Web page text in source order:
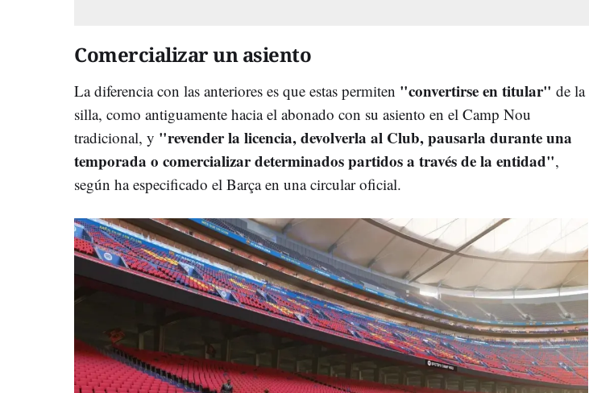
Comercializar un asiento
La diferencia con las anteriores es que estas permiten "convertirse en titular" de la
silla, como antiguamente hacia el abonado con su asiento en el Camp Nou
tradicional, y "revender la licencia, devolverla al Club, pausarla durante una
temporada o comercializar determinados partidos a través de la entidad",
según ha especificado el Barça en una circular oficial.